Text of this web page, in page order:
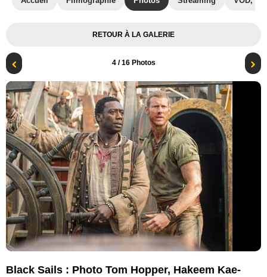
RETOUR À LA GALERIE
4/ 16 Photos
Black Sails : Photo Tom Hopper, Hakeem Kae-